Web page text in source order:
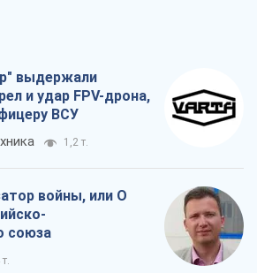
выдержали
и удар FPV-дрона,
ВСУ
1,2 т.
войны, или О
союза